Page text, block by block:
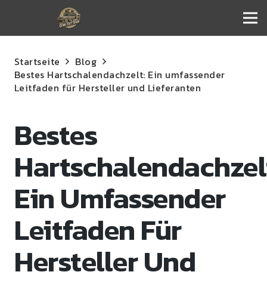
Startseite
Blog
Bestes Hartschalendachzelt: Ein umfassender
Leitfaden für Hersteller und Lieferanten
Bestes
Ein Umfassender
Leitfaden Für
Hersteller Und